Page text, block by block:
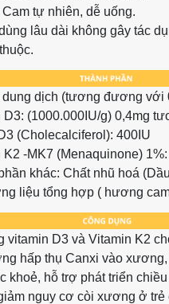
tự nhiên, dễ uống.
lâu dài không gây tác
dung dịch (tương đương với
D3: (1000.000IU/g) 0,4mg
(Cholecalciferol): 400IU
K2 -MK7 (Menaquinone)
khác: Chất nhũ hoá
liệu tổng hợp ( hương
vitamin D3 và Vitamin K2
hấp thụ Canxi vào
khoẻ, hỗ trợ phát triển
nguy cơ còi xương ở trẻ